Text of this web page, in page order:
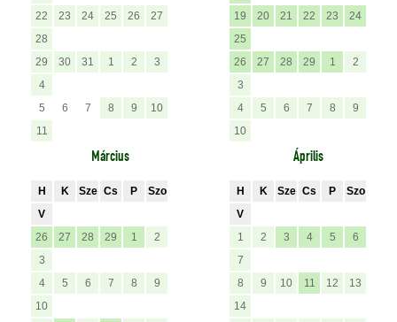
22
23 24 25 26
27
28
29
30 31 1 2
3
4
5
6 7 8 9
10
11
19
20 21 22 23
24
25
26
27 28 29 1
2
3
4
5 6 7 8
9
10
Március
H K Sze Cs P
Szo
V
26
27 28 29 1
2
3
4
5 6 7 8
9
10
Április
H K Sze Cs P
Szo
V
1
2 3 4 5
6
7
8
9 10 11 12
13
14